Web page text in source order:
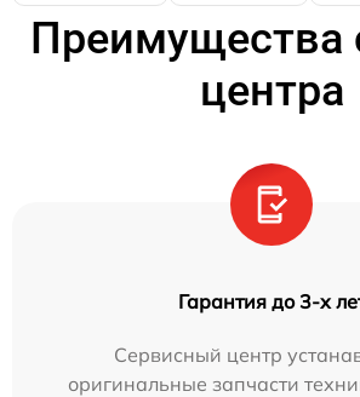
Преимущества
центра
Гарантия до 3-х
Сервисный центр
оригинальные запчасти